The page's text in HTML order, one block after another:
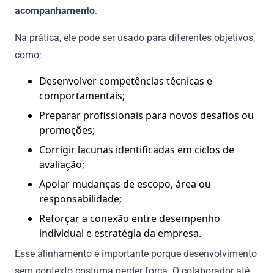
acompanhamento.
Na prática, ele pode ser usado para diferentes objetivos,
como:
Desenvolver competências técnicas e
comportamentais;
Preparar profissionais para novos desafios ou
promoções;
Corrigir lacunas identificadas em ciclos de
avaliação;
Apoiar mudanças de escopo, área ou
responsabilidade;
Reforçar a conexão entre desempenho
individual e estratégia da empresa.
Esse alinhamento é importante porque desenvolvimento